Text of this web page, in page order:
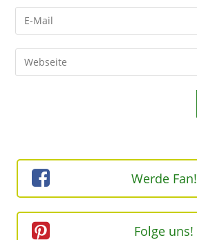
Namen
oder
zum
Kommentieren
Gib
deine
E-
Mail-
Gib
deine
Werde Fan!
Folge uns!